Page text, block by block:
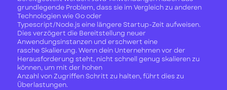
grundlegende Problem, dass sie im Vergleich zu anderen
Technologien wie Go oder
Typescript/Node.js eine längere Startup-Zeit aufweisen.
Dies verzögert die Bereitstellung neuer
Anwendungsinstanzen und erschwert eine
rasche Skalierung. Wenn dein Unternehmen vor der
Herausforderung steht, nicht schnell genug skalieren zu
können, um mit der hohen
Anzahl von Zugriffen Schritt zu halten, führt dies zu
Überlastungen.